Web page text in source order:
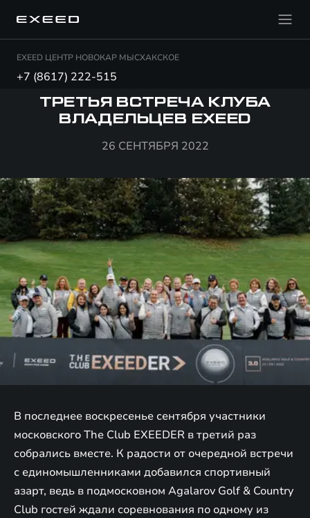
EXEED ЦЕНТР НОВОКАР МЫСХАКСКОЕ
+7 (8617) 222-515
ТРЕТЬЯ ВСТРЕЧА КЛУБА
ВЛАДЕЛЬЦЕВ EXEED
26 СЕНТЯБРЯ 2022
В последнее воскресенье сентября участники
московского The Club EXEEDER в третий раз
собрались вместе. К радости от очередной встречи
с единомышленниками добавился спортивный
азарт, ведь в подмосковном Agalarov Golf & Country
Club гостей ждали соревнования по одному из